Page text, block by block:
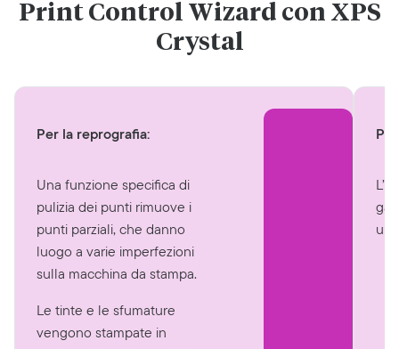
Print Control Wizard con XPS
Crystal
Per la reprografia:
Una funzione specifica di
pulizia dei punti rimuove i
punti parziali, che danno
luogo a varie imperfezioni
sulla macchina da stampa.
Le tinte e le sfumature
vengono stampate in